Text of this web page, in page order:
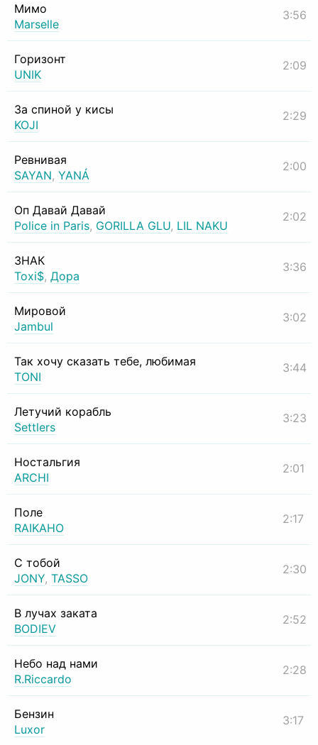
Мимо
Marselle
3:56
Горизонт
UNIK
2:09
За спиной у кисы
KOJI
2:29
Ревнивая
SAYAN, YANÁ
2:00
Оп Давай Давай
Police in Paris, GORILLA GLU, LIL NAKU
2:02
ЗНАК
Toxi$, Дора
3:36
Мировой
Jambul
3:02
Так хочу сказать тебе, любимая
TONI
3:44
Летучий корабль
Settlers
3:23
Ностальгия
ARCHI
2:01
Поле
RAIKAHO
2:17
С тобой
JONY, TASSO
2:30
В лучах заката
BODIEV
2:52
Небо над нами
R.Riccardo
2:28
Бензин
Luxor
3:17